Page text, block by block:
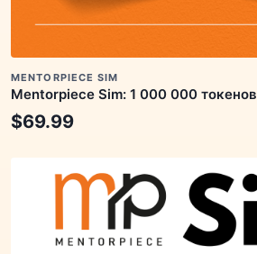
MENTORPIECE SIM
Mentorpiece Sim: 1 000 000 токенов
$69.99